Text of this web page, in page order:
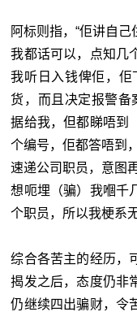
阿标则指，“佢讲自
我都话可以，点知几
我听日入钱俾佢，佢
货，而且决定报警备
据给我，但都睇唔到
个编号，佢都答唔到
速递公司职员，意图
想呃埋（骗）我嗰千
个职员，所以我梗系
综合各苦主的经历，
揭发之后，态度仍非
仍继续四出骗财，令